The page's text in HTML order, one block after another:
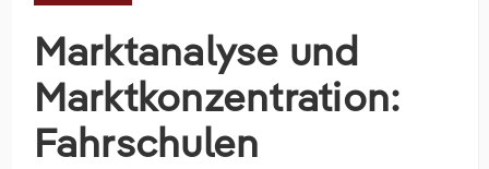
Marktanalyse und
Marktkonzentration:
Fahrschulen